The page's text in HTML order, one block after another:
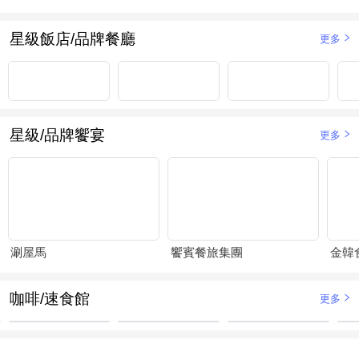
星級飯店/品牌餐廳 更多
星級/品牌饗宴 更多
涮屋馬 饗賓餐旅集團 金韓
咖啡/速食館 更多